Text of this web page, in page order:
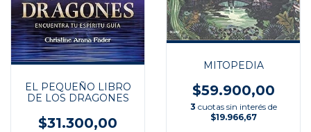
EL PEQUEÑO LIBRO
DE LOS DRAGONES
$31.300,00
MITOPEDIA
$59.900,00
3 cuotas sin interés de
$19.966,67